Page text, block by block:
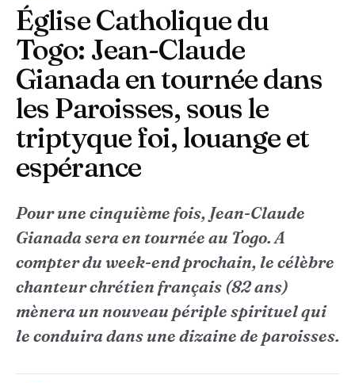
Église Catholique du
Togo: Jean-Claude
Gianada en tournée dans
les Paroisses, sous le
triptyque foi, louange et
espérance
Pour une cinquième fois, Jean-Claude
Gianada sera en tournée au Togo. A
compter du week-end prochain, le célèbre
chanteur chrétien français (82 ans)
mènera un nouveau périple spirituel qui
le conduira dans une dizaine de paroisses.